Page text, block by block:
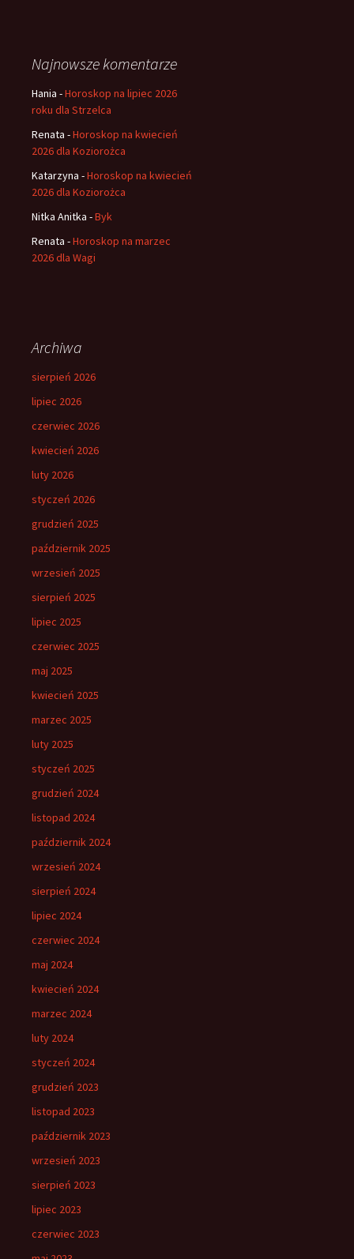
Najnowsze komentarze
Hania -Horoskop na lipiec 2026
roku dla Strzelca
Renata -Horoskop na kwiecień
2026 dla Koziorożca
Katarzyna -Horoskop na kwiecień
2026 dla Koziorożca
Nitka Anitka -Byk
Renata -Horoskop na marzec
2026 dla Wagi
Archiwa
sierpień 2026
lipiec 2026
czerwiec 2026
kwiecień 2026
luty 2026
styczeń 2026
grudzień 2025
październik 2025
wrzesień 2025
sierpień 2025
lipiec 2025
czerwiec 2025
maj 2025
kwiecień 2025
marzec 2025
luty 2025
styczeń 2025
grudzień 2024
listopad 2024
październik 2024
wrzesień 2024
sierpień 2024
lipiec 2024
czerwiec 2024
maj 2024
kwiecień 2024
marzec 2024
luty 2024
styczeń 2024
grudzień 2023
listopad 2023
październik 2023
wrzesień 2023
sierpień 2023
lipiec 2023
czerwiec 2023